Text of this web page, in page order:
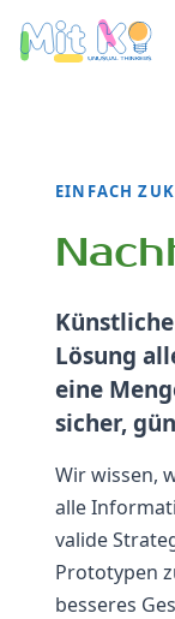
EINFACH
Lösung
eine
sicher,
Wir wissen,
alle
valide
Prototypen
besseres